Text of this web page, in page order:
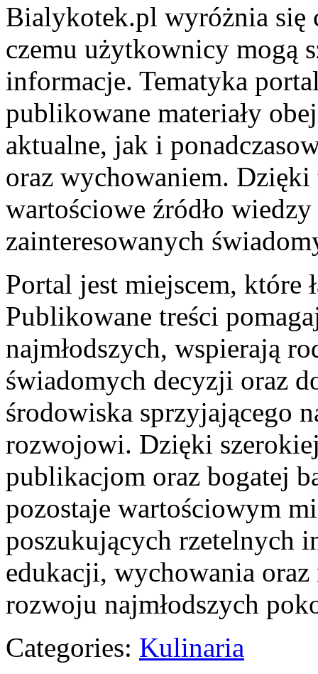
Bialykotek.pl wyróżnia się
czemu użytkownicy mogą
informacje. Tematyka
publikowane materiały
aktualne, jak i
oraz wychowaniem.
wartościowe źródło
zainteresowanych
Portal jest miejscem, które
Publikowane treści
najmłodszych, wspierają
świadomych decyzji oraz
środowiska sprzyjającego
rozwojowi. Dzięki
publikacjom oraz bogatej
pozostaje wartościowym
poszukujących rzetelnych
edukacji, wychowania
rozwoju najmłodszych
Categories: Kulinaria